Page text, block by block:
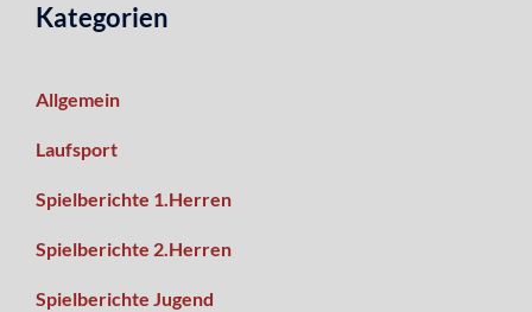
Kategorien
Allgemein
Laufsport
Spielberichte 1.Herren
Spielberichte 2.Herren
Spielberichte Jugend